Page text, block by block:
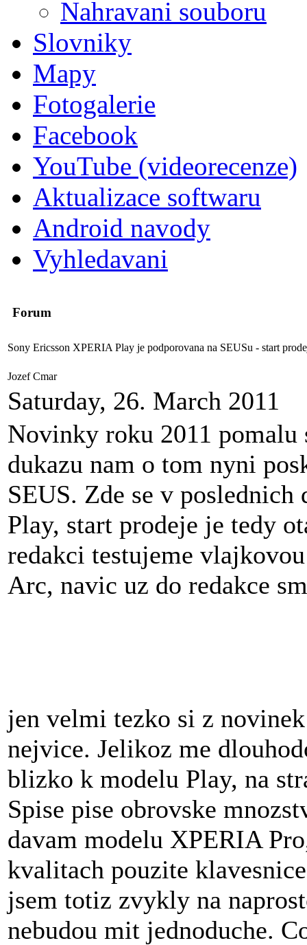
Nahravani souboru
Slovniky
Mapy
Fotogalerie
Facebook
YouTube (videorecenze)
Aktualizace softwaru
Android navody
Vyhledavani
Forum
Sony Ericsson XPERIA Play je podporovana na SEUSu - start
Jozef Cmar
Saturday, 26. March 2011
Novinky roku 2011 pomalu
dukazu nam o tom nyni
SEUS. Zde se v
Play, start prodeje je tedy
redakci testujeme
Arc, navic uz do redakce
jen velmi tezko si z
nejvice. Jelikoz me
blizko k modelu Play, na
Spise pise obrovske
davam modelu XPERIA
kvalitach pouzite
jsem totiz zvykly na
nebudou mit jednoduche.